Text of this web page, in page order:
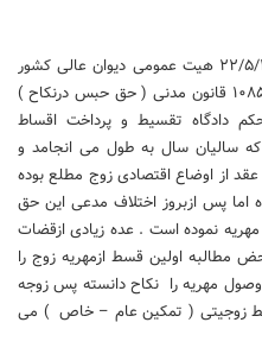
رای وحدت رویه شماره ۷۰۸ مورخ ۲۲/۵/۱۳۷۸ هیت عمومی دیوان عالی کشور
درمورد اختلافات موجود در تفسیر ماده ۱۰۸۵ قانون مدنی ( حق حبس درنکاح )
دادگاه تقسیط و پرداخت اقساط
سال به طول می انجامد و
از اوضاع اقتصادی زوج مطلع بوده
اما پس ازبروز اختلاف مدعی این حق
نموده است . عده زیادی ازقضات
اولین قسط ازمهریه زوج را
مهریه را نکاح دانسته پس زوجه
زوجیتی ( تمکین عام – خاص ) می